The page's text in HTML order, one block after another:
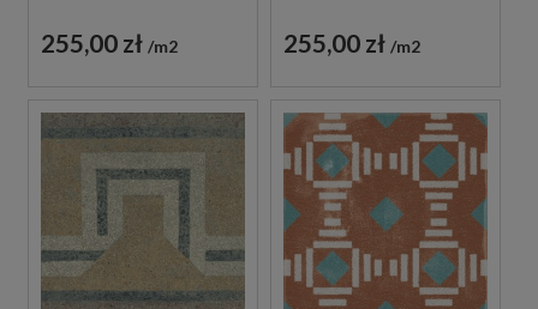
255,00 zł m2 255,00 zł m2